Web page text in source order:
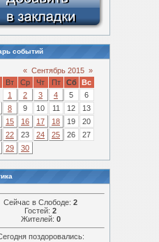
событий
« Сентябрь 2015 »
Вт Ср Чт Пт Сб
Вс
1
2 3 4 5
6
8 9 10 11 12
13
15 16 17 18 19
20
22 23 24 25 26
27
29 30
Сейчас в Слободе: 2
Гостей: 2
Жителей: 0
поздоровались: